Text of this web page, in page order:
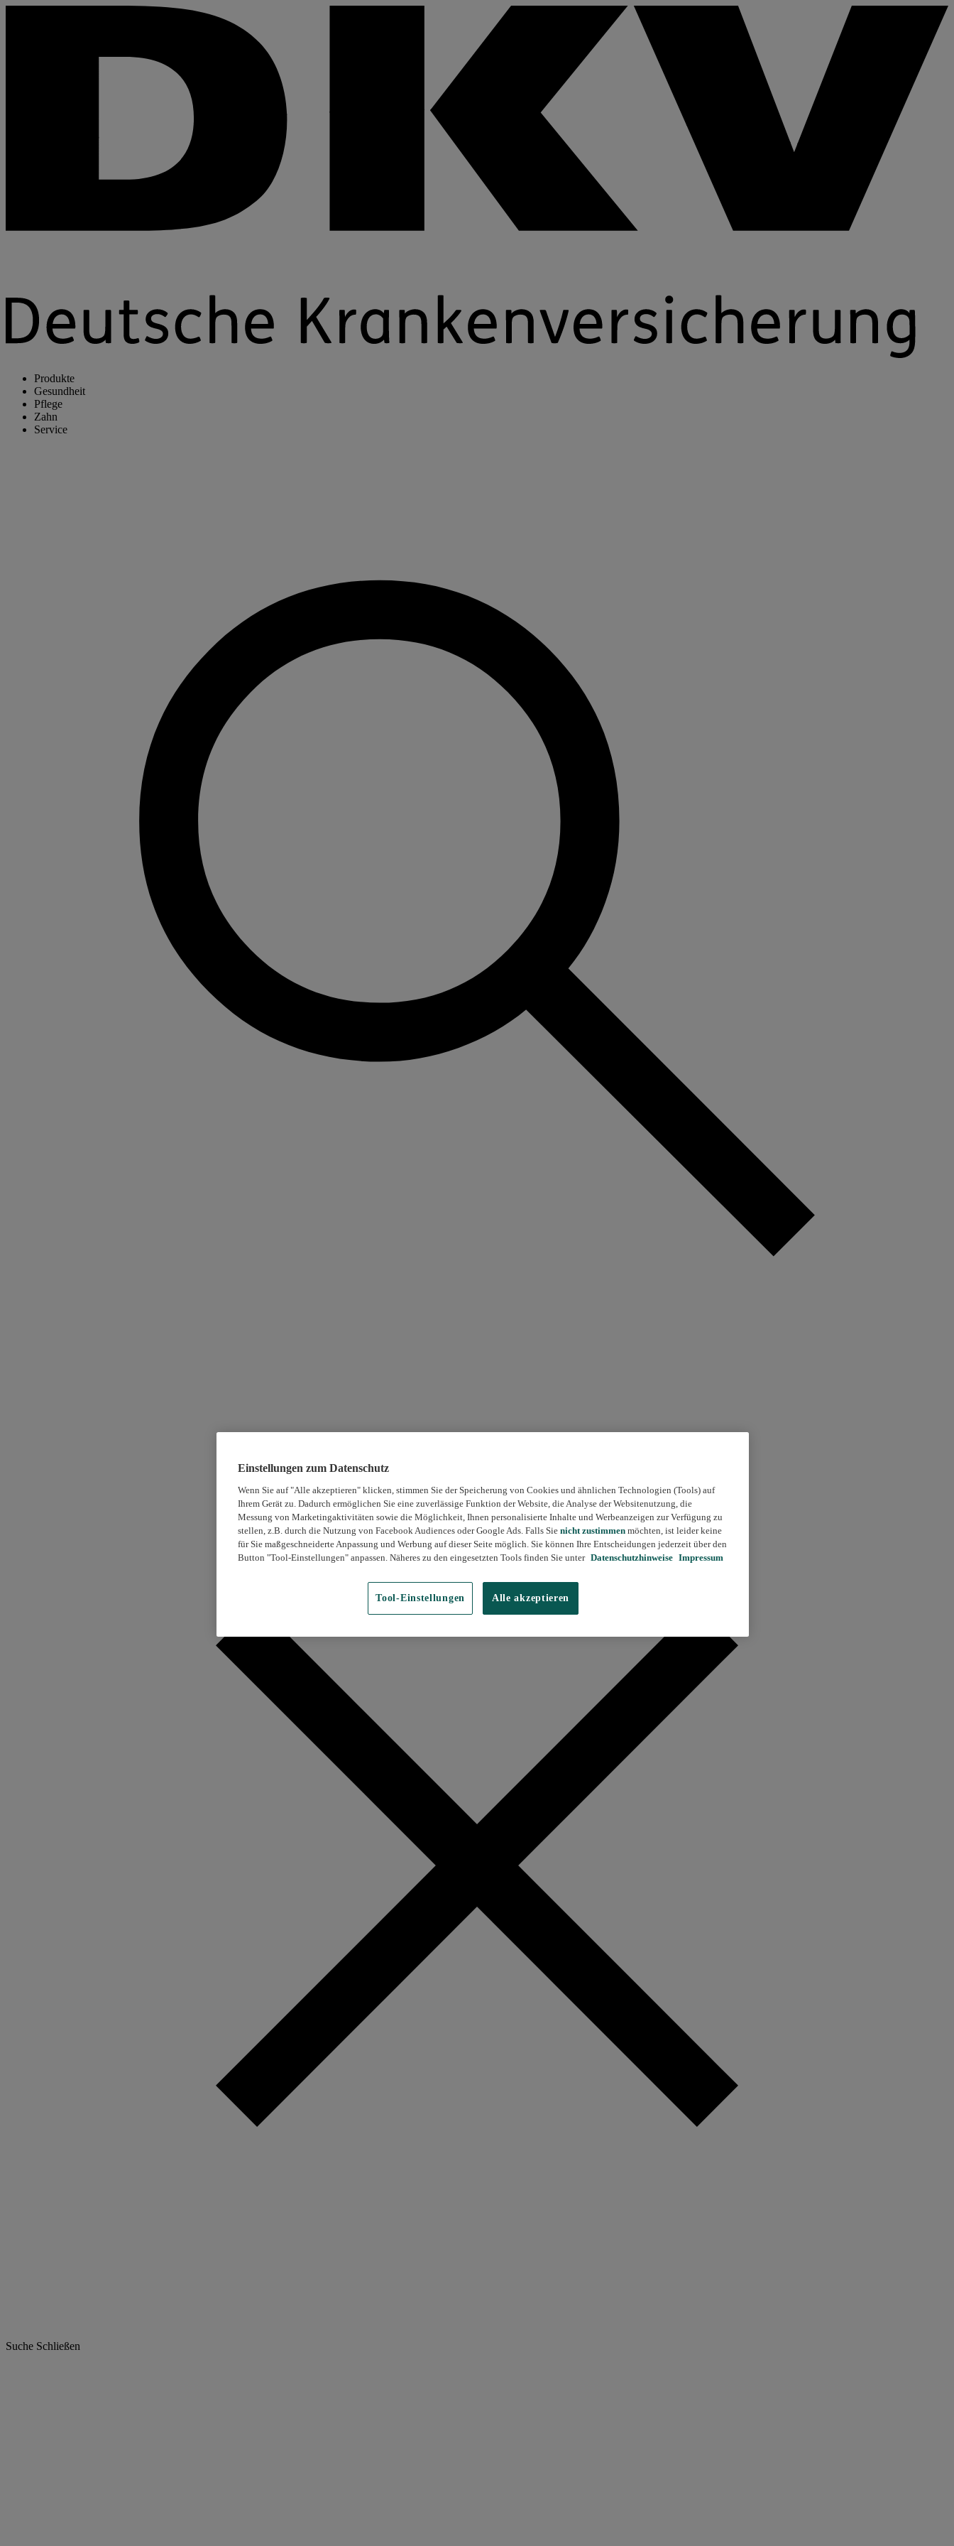
Produkte
Gesundheit
Pflege
Zahn
Service
Suche Schließen
Einstellungen zum Datenschutz
Wenn Sie auf "Alle akzeptieren" klicken, stimmen Sie der Speicherung von Cookies und ähnlichen Technologien (Tools) auf
Ihrem Gerät zu. Dadurch ermöglichen Sie eine zuverlässige Funktion der Website, die Analyse der Websitenutzung, die
Messung von Marketingaktivitäten sowie die Möglichkeit, Ihnen personalisierte Inhalte und Werbeanzeigen zur Verfügung zu
stellen, z.B. durch die Nutzung von Facebook Audiences oder Google Ads. Falls Sie nicht zustimmen möchten, ist leider keine
für Sie maßgeschneiderte Anpassung und Werbung auf dieser Seite möglich. Sie können Ihre Entscheidungen jederzeit über den
Button "Tool-Einstellungen" anpassen. Näheres zu den eingesetzten Tools finden Sie unter Datenschutzhinweise Impressum
Tool-Einstellungen Alle akzeptieren